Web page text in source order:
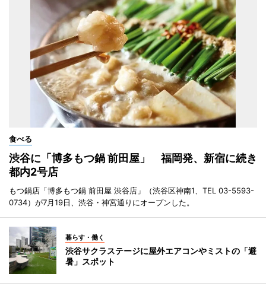
食べる
渋谷に「博多もつ鍋 前田屋」 福岡発、新宿に続き
都内2号店
もつ鍋店「博多もつ鍋 前田屋 渋谷店」（渋谷区神南1、TEL 03-5593-
0734）が7月19日、渋谷・神宮通りにオープンした。
暮らす・働く
渋谷サクラステージに屋外エアコンやミストの「避
暑」スポット